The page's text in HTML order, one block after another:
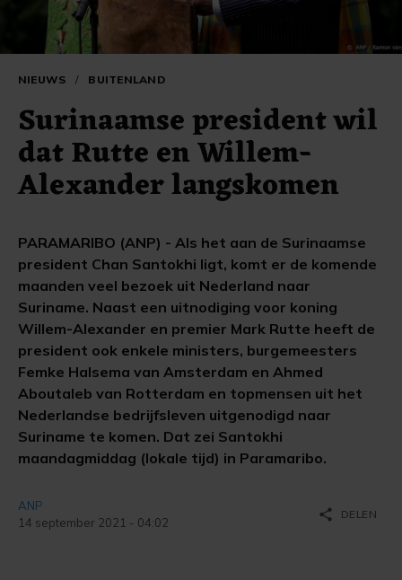
NIEUWS / BUITENLAND
Surinaamse president wil
dat Rutte en Willem-
Alexander langskomen
PARAMARIBO (ANP) - Als het aan de Surinaamse
president Chan Santokhi ligt, komt er de komende
maanden veel bezoek uit Nederland naar
Suriname. Naast een uitnodiging voor koning
Willem-Alexander en premier Mark Rutte heeft de
president ook enkele ministers, burgemeesters
Femke Halsema van Amsterdam en Ahmed
Aboutaleb van Rotterdam en topmensen uit het
Nederlandse bedrijfsleven uitgenodigd naar
Suriname te komen. Dat zei Santokhi
maandagmiddag (lokale tijd) in Paramaribo.
ANP
14 september 2021 - 04:02
share DELEN